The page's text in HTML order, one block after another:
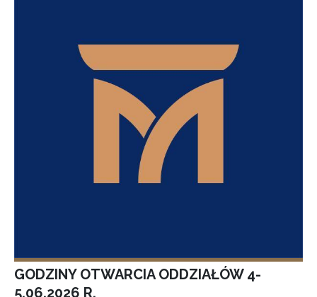
GODZINY OTWARCIA ODDZIAŁÓW 4-
5.06.2026 R.